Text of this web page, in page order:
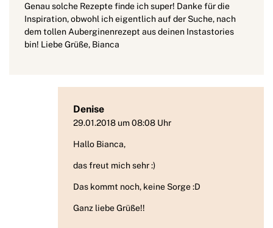
Genau solche Rezepte finde ich super! Danke für die
Inspiration, obwohl ich eigentlich auf der Suche, nach
dem tollen Auberginenrezept aus deinen Instastories
bin! Liebe Grüße, Bianca
Denise
29.01.2018 um 08:08 Uhr
Hallo Bianca,
das freut mich sehr :)
Das kommt noch, keine Sorge :D
Ganz liebe Grüße!!